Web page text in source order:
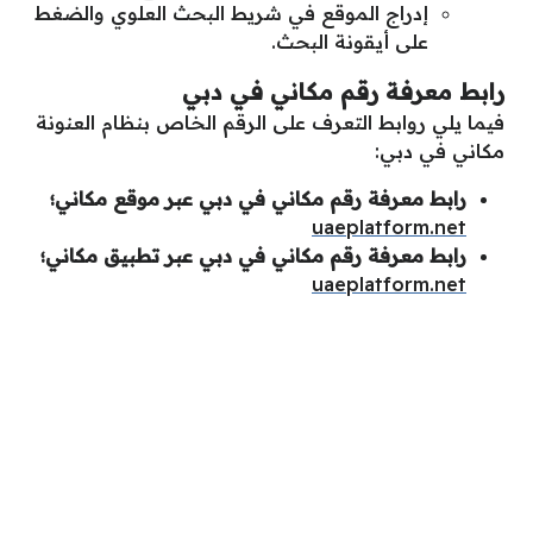
إدراج الموقع في شريط البحث العلوي والضغط
على أيقونة البحث.
رابط معرفة رقم مكاني في دبي
فيما يلي روابط التعرف على الرقم الخاص بنظام العنونة
مكاني في دبي:
رابط معرفة رقم مكاني في دبي عبر موقع مكاني؛
uaeplatform.net
رابط معرفة رقم مكاني في دبي عبر تطبيق مكاني؛
uaeplatform.net